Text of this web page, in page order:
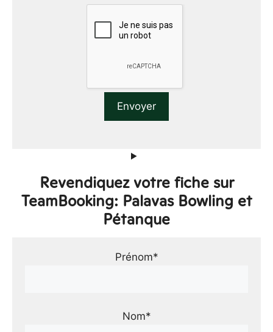
Revendiquez votre fiche sur
TeamBooking: Palavas Bowling et
Pétanque
Prénom*
Nom*